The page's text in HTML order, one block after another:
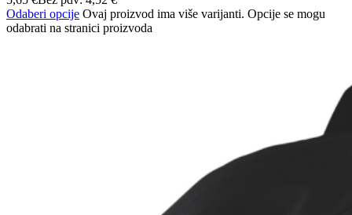
Odaberi opcije Ovaj proizvod ima više varijanti. Opcije se mogu
odabrati na stranici proizvoda